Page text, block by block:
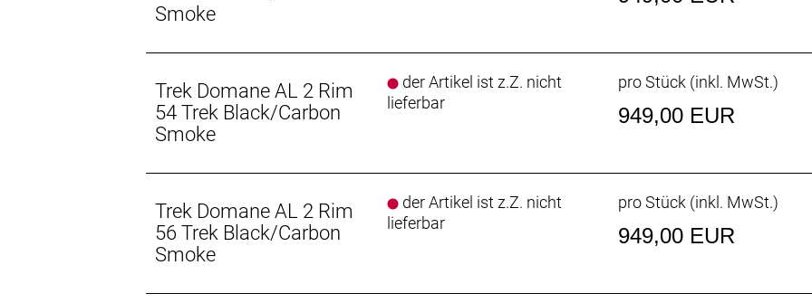
Reifen: Bontrager R1 Hard-Case Lite, Drahtwulstkern, 60 TPI, 700 x 28 mm
Schaltwerk vorne: Shimano Claris R2000, 31,8 mm Klemmdurchmesser
Kurbelsatz: Shimano RS200, 50/34 (Compact), 175 mm Kurbelarmlänge
Shimano UN300, 68 mm, Gewindepatronenlager, 110 mm Achslänge
Smoke
Trek Domane AL 2 Rim
54 Trek Black/Carbon
Smoke
der Artikel ist z.Z. nicht
lieferbar
pro Stück (inkl. MwSt.)
949,00 EUR
Trek Domane AL 2 Rim
56 Trek Black/Carbon
Smoke
der Artikel ist z.Z. nicht
lieferbar
pro Stück (inkl. MwSt.)
949,00 EUR